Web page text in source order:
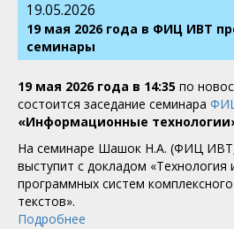
19.05.2026
19 мая 2026 года в ФИЦ ИВТ
семинары
19 мая 2026 года в 14:35 по
состоится заседание семинара
«Информационные
На семинаре Шашок Н.А. (ФИЦ
выступит с докладом «Технология
программных систем
текстов».
Подробнее